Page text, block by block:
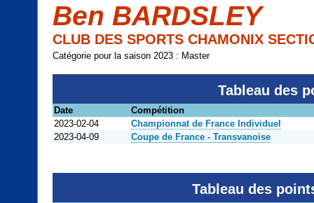
Ben BARDSLEY
CLUB DES SPORTS CHAMONIX
Catégorie pour la saison 2023 : Master
Tableau des
Date
Compétition
2023-02-04
Championnat de France Individuel
2023-04-09
Coupe de France - Transvanoise
Tableau des